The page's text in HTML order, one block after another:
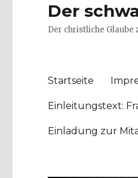
Der
Der christliche
Startseite
Einleitungstext:
Einladung zur